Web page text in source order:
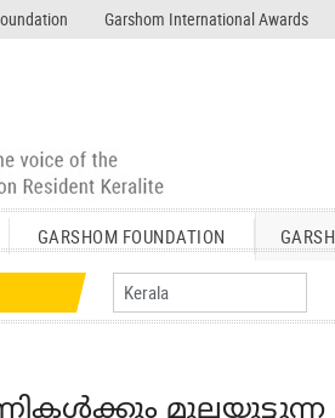
Garshom International Awards
GARSHOM FOUNDATION